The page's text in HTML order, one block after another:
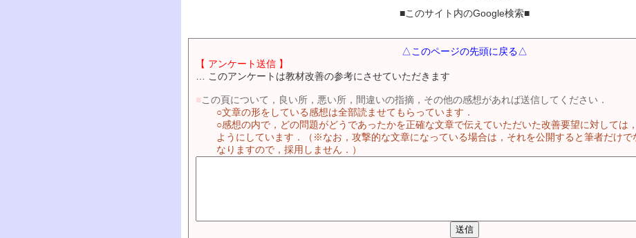
■このサイト内のGoogle検索■
△このページの先頭に戻る△
【 アンケート送信 】
… このアンケートは教材改善の参考にさせていただきます
■この頁について，良い所，悪い所，間違いの指摘，その他の感想があれば送信してください．
○文章の形をしている感想は全部読ませてもらっています．
○感想の内で，どの問題がどうであったかを正確な文章で伝えていただいた改善要望に対しては
ようにしています．（※なお，攻撃的な文章になっている場合は，それを公開すると筆者だけで
なりますので，採用しません．）